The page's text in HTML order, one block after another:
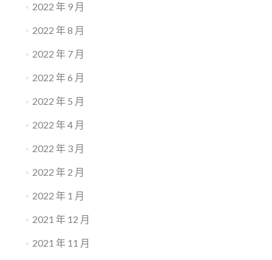
2022 年 9 月
2022 年 8 月
2022 年 7 月
2022 年 6 月
2022 年 5 月
2022 年 4 月
2022 年 3 月
2022 年 2 月
2022 年 1 月
2021 年 12 月
2021 年 11 月